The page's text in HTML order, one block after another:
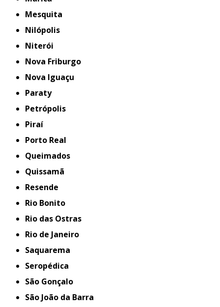
Mesquita
Nilópolis
Niterói
Nova Friburgo
Nova Iguaçu
Paraty
Petrópolis
Piraí
Porto Real
Queimados
Quissamã
Resende
Rio Bonito
Rio das Ostras
Rio de Janeiro
Saquarema
Seropédica
São Gonçalo
São João da Barra